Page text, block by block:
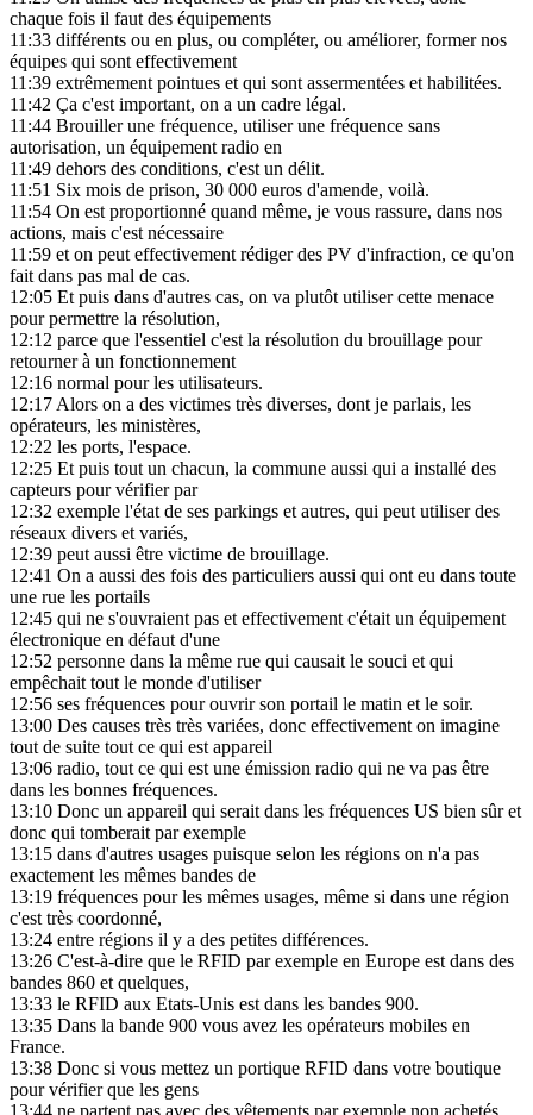
chaque fois il faut des équipements
11:33 différents ou en plus, ou compléter, ou améliorer, former nos
équipes qui sont effectivement
11:39 extrêmement pointues et qui sont assermentées et habilitées.
11:42 Ça c'est important, on a un cadre légal.
11:44 Brouiller une fréquence, utiliser une fréquence sans
autorisation, un équipement radio en
11:49 dehors des conditions, c'est un délit.
11:51 Six mois de prison, 30 000 euros d'amende, voilà.
11:54 On est proportionné quand même, je vous rassure, dans nos
actions, mais c'est nécessaire
11:59 et on peut effectivement rédiger des PV d'infraction, ce qu'on
fait dans pas mal de cas.
12:05 Et puis dans d'autres cas, on va plutôt utiliser cette menace
pour permettre la résolution,
12:12 parce que l'essentiel c'est la résolution du brouillage pour
retourner à un fonctionnement
12:16 normal pour les utilisateurs.
12:17Alors on a des victimes très diverses, dont je parlais, les
opérateurs, les ministères,
12:22 les ports, l'espace.
12:25 Et puis tout un chacun, la commune aussi qui a installé des
capteurs pour vérifier par
12:32 exemple l'état de ses parkings et autres, qui peut utiliser des
réseaux divers et variés,
12:39 peut aussi être victime de brouillage.
12:41 On a aussi des fois des particuliers aussi qui ont eu dans toute
une rue les portails
12:45 qui ne s'ouvraient pas et effectivement c'était un équipement
électronique en défaut d'une
12:52 personne dans la même rue qui causait le souci et qui
empêchait tout le monde d'utiliser
12:56 ses fréquences pour ouvrir son portail le matin et le soir.
13:00 Des causes très très variées, donc effectivement on imagine
tout de suite tout ce qui est appareil
13:06 radio, tout ce qui est une émission radio qui ne va pas être
dans les bonnes fréquences.
13:10 Donc un appareil qui serait dans les fréquences US bien sûr et
donc qui tomberait par exemple
13:15 dans d'autres usages puisque selon les régions on n'a pas
exactement les mêmes bandes de
13:19 fréquences pour les mêmes usages, même si dans une région
c'est très coordonné,
13:24 entre régions il y a des petites différences.
13:26 C'est-à-dire que le RFID par exemple en Europe est dans des
bandes 860 et quelques,
13:33 le RFID aux Etats-Unis est dans les bandes 900.
13:35 Dans la bande 900 vous avez les opérateurs mobiles en
France.
13:38 Donc si vous mettez un portique RFID dans votre boutique
pour vérifier que les gens